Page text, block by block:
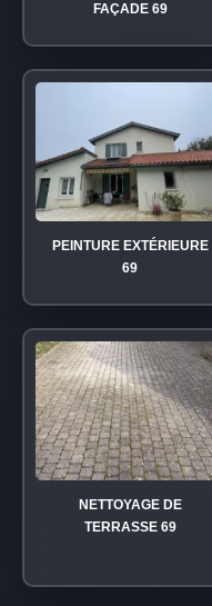
FAÇADE 69
PEINTURE EXTÉRIEURE
69
NETTOYAGE DE
TERRASSE 69